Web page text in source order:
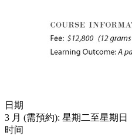
日期
3 月 (需預約): 星期二至星期日
时间